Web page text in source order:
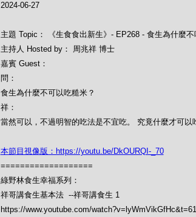
2024-06-27
主題 Topic： 《生食食出新生》- EP268 - 食生為什麼不
主持人 Hosted by： 周兆祥 博士
嘉賓 Guest：
問：
食生為什麼不可以吃糙米？
祥：
當然可以，不過明智的吃法是不宜吃。 究竟什麼才可以
本節目視像版：https://youtu.be/DkOURQI-_70
===================
綠野林食生幸福系列：
祥哥講食生基本法 --祥哥講食生 1
https://www.youtube.com/